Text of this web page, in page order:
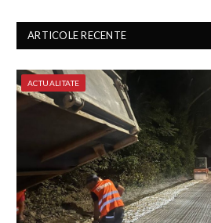
ARTICOLE RECENTE
ACTUALITATE